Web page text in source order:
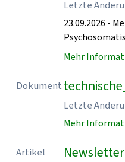
Letzte
23.09.2026 -
Mehr
Dokument
Letzte
Mehr
Artikel Newsletter